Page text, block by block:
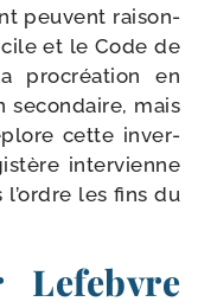
peuvent rai­son­
et le Code de
pro­créa­tion en
secon­daire, mais
cette inver­
inter­vienne
les fins du
Lefebvre